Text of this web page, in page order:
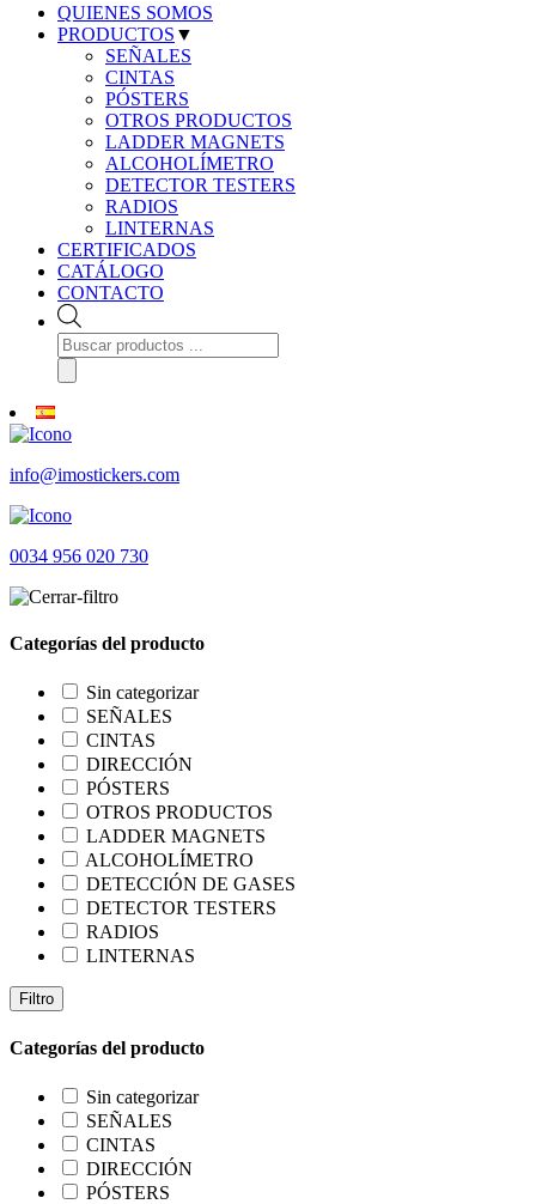
QUIENES SOMOS
PRODUCTOS ▼
SEÑALES
CINTAS
PÓSTERS
OTROS PRODUCTOS
LADDER MAGNETS
ALCOHOLÍMETRO
DETECTOR TESTERS
RADIOS
LINTERNAS
CERTIFICADOS
CATÁLOGO
CONTACTO
Búsqueda
de
productos
info@imostickers.com
0034 956 020 730
Categorías del producto
Sin categorizar
SEÑALES
CINTAS
DIRECCIÓN
PÓSTERS
OTROS PRODUCTOS
LADDER MAGNETS
ALCOHOLÍMETRO
DETECCIÓN DE GASES
DETECTOR TESTERS
RADIOS
LINTERNAS
Filtro
Categorías del producto
Sin categorizar
SEÑALES
CINTAS
DIRECCIÓN
PÓSTERS